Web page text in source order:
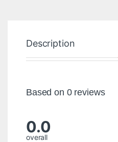
Description
Based on 0 reviews
0.0
overall